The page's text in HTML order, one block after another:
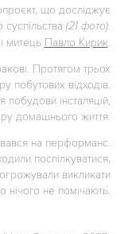
що досліджує
суспільства (21 фото).
і митець Павло Кирик.
Протягом трьох
побутових відходів.
інсталяцій,
домашнього життя.
на перформанс.
поспілкуватися,
викликати
нічого не помічають.